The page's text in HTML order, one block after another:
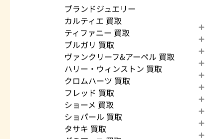
ブランドジュエリー
カルティエ 買取
ティファニー 買取
ブルガリ 買取
ヴァンクリーフ&アーペル 買取
ハリー・ウィンストン 買取
クロムハーツ 買取
フレッド 買取
ショーメ 買取
ショパール 買取
タサキ 買取